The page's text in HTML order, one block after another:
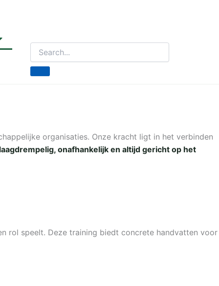
organisaties. Onze kracht ligt in het verbinden
onafhankelijk en altijd gericht op het
rol speelt. Deze training biedt concrete handvatten voor